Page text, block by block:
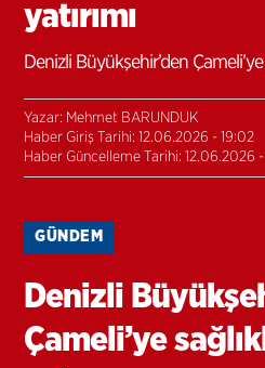
yatırımı
Denizli Büyükşehir’den Çameli’ye
Yazar: Mehmet BARUNDUK
Haber Giriş Tarihi: 12.06.2026 - 19:02
Haber Güncelleme Tarihi: 12.06.2026
GÜNDEM
Denizli
Çameli’ye